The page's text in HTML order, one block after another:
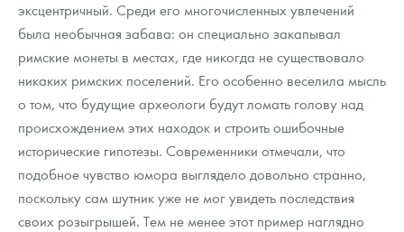
эксцентричный. Среди его многочисленных увлечений
была необычная забава: он специально закапывал
римские монеты в местах, где никогда не существовало
никаких римских поселений. Его особенно веселила мысль
о том, что будущие археологи будут ломать голову над
происхождением этих находок и строить ошибочные
исторические гипотезы. Современники отмечали, что
подобное чувство юмора выглядело довольно странно,
поскольку сам шутник уже не мог увидеть последствия
своих розыгрышей. Тем не менее этот пример наглядно